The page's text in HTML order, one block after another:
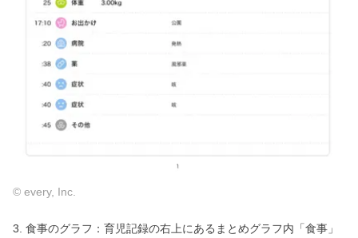
© every, Inc.
3. 食事のグラフ：育児記録の右上にあるまとめグラフ内「食事」